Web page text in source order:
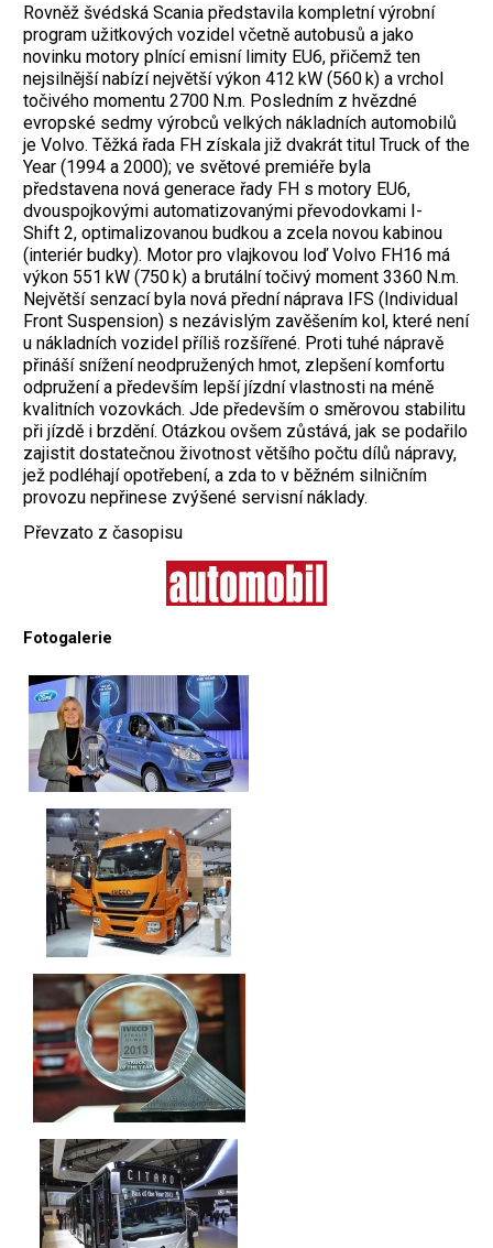
Rovněž švédská Scania představila kompletní ­výrobní
program užitkových vozidel včetně autobusů a jako
novinku motory plnící emisní limity EU6, přičemž ten
nejsilnější nabízí největší výkon 412 kW (560 k) a vrchol
točivého momentu 2700 N.m. Posledním z hvězdné
evropské sedmy výrobců velkých nákladních automobilů
je Volvo. Těžká řada FH získala již dvakrát titul Truck of the
Year (1994 a 2000); ve světové pre­miéře byla
představena nová generace řady FH s motory EU6,
dvouspojkovými automa­tizovanými převodovkami I-
Shift 2, optimalizovanou budkou a zcela novou kabinou
(interiér budky). Motor pro vlajkovou loď Volvo FH16 má
výkon 551 kW (750 k) a brutální točivý moment 3360 N.m.
Největší senzací byla nová přední náprava IFS (Individual
Front Suspension) s nezávislým zavěšením kol, které není
u nákladních vozidel příliš rozšířené. Proti tuhé nápravě
přináší snížení neodpružených hmot, zlepšení komfortu
odpružení a především lepší jízdní vlastnosti na méně
kvalitních vozovkách. Jde především o směrovou stabilitu
při jízdě i brzdění. Otázkou ovšem zůstává, jak se podařilo
­zajistit dostatečnou životnost většího počtu dílů nápravy,
jež podléhají opotřebení, a zda to v běžném silničním
provozu nepřinese zvýšené servisní náklady.
Převzato z časopisu
Fotogalerie